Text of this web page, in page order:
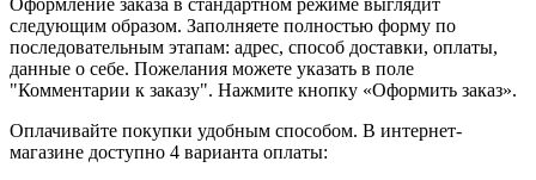
следующим образом. Заполняете полностью форму по
последовательным этапам: адрес, способ доставки, оплаты,
данные о себе. Пожелания можете указать в поле
"Комментарии к заказу". Нажмите кнопку «Оформить заказ».
Оплачивайте покупки удобным способом. В интернет-
магазине доступно 4 варианта оплаты: